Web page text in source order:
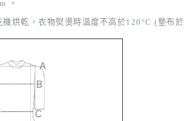
。
烘乾，衣物熨燙時溫度不高於120°C (墊布於